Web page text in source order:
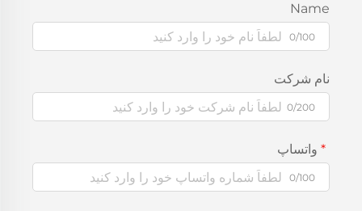
Name
0/100
نام شرکت
0/200
واتساپ
0/100